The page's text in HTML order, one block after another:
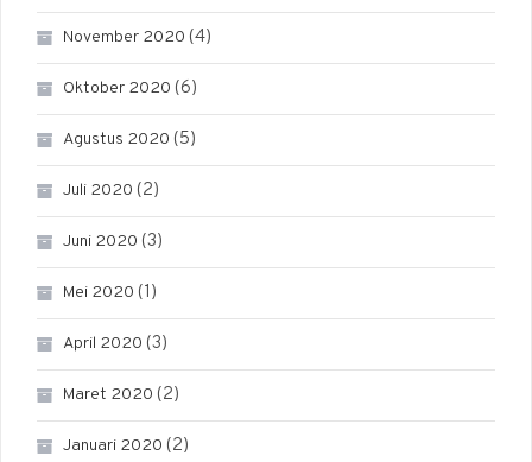
November 2020 (4)
Oktober 2020 (6)
Agustus 2020 (5)
Juli 2020 (2)
Juni 2020 (3)
Mei 2020 (1)
April 2020 (3)
Maret 2020 (2)
Januari 2020 (2)